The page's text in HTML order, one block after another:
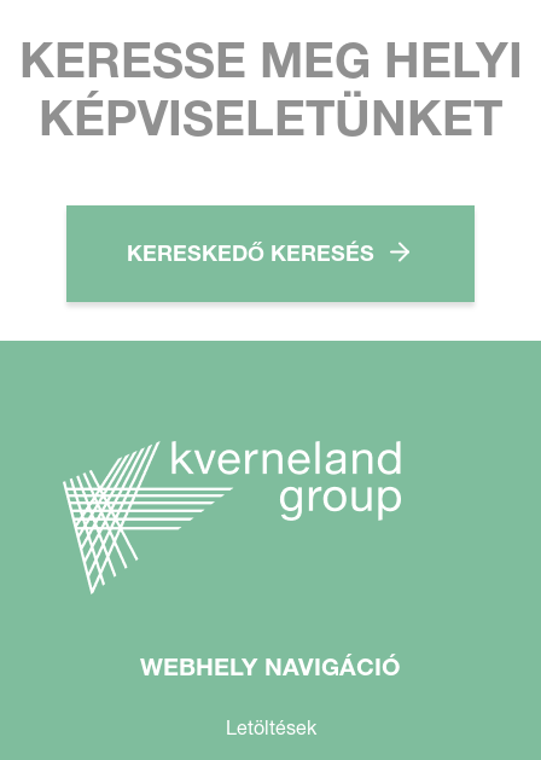
KERESSE MEG HELYI
KÉPVISELETÜNKET
KERESKEDŐ KERESÉS
WEBHELY NAVIGÁCIÓ
Letöltések